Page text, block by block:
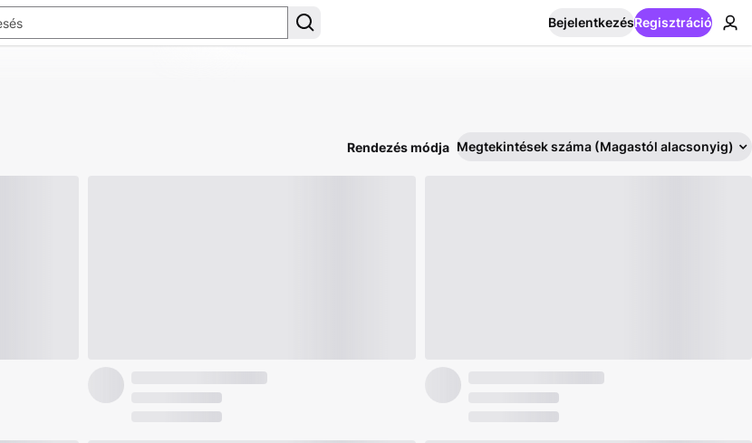
BejelentkezésRegisztráció
Rendezés módja Megtekintések száma (Magastól alacsonyig)